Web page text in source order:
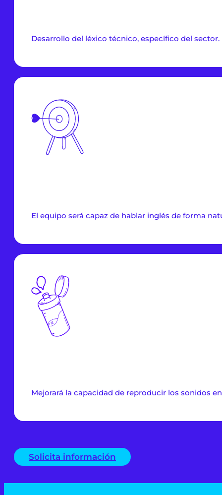
Desarrollo del léxico técnico, específico del sector.
El equipo será capaz de hablar inglés de forma
Mejorará la capacidad de reproducir los sonidos
Solicita información